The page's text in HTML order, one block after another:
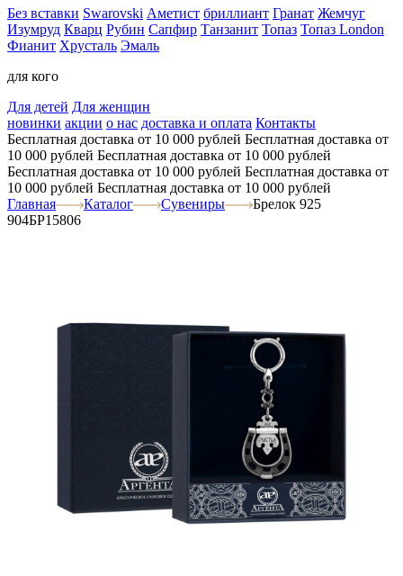
Без вставки Swarovski Аметист бриллиант Гранат Жемчуг
Изумруд Кварц Рубин Сапфир Танзанит Топаз Топаз London
Фианит Хрусталь Эмаль
для кого
Для детей Для женщин
новинки акции о нас доставка и оплата Контакты
Бесплатная доставка от 10 000 рублей Бесплатная доставка от
10 000 рублей Бесплатная доставка от 10 000 рублей
Бесплатная доставка от 10 000 рублей Бесплатная доставка от
10 000 рублей Бесплатная доставка от 10 000 рублей
Главная
Каталог Сувениры
Брелок 925
904БР15806